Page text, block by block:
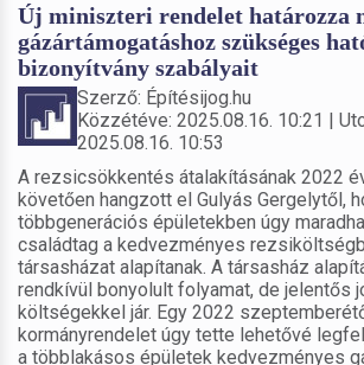
Új miniszteri rendelet határozza
gázártámogatáshoz szükséges
bizonyítvány szabályait
Szerző: Építésijog.hu
Közzétéve: 2025.08.16. 10:21 |
2025.08.16. 10:53
A rezsicsökkentés átalakításának 2022
követően hangzott el Gulyás Gergelytől,
többgenerációs épületekben úgy
családtag a kedvezményes
társasházat alapítanak. A társasház
rendkívül bonyolult folyamat, de jelentős
költségekkel jár. Egy 2022
kormányrendelet úgy tette lehetővé
a többlakásos épületek kedvezményes